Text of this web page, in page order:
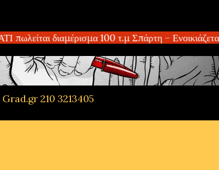
διαμέρισμα 100 τ.μ Σπάρτη –
Grad.gr 210 3213405